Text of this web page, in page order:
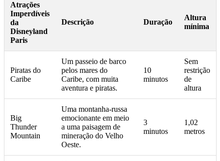
Atrações
Imperdíveis
da
Disneyland
Paris
Descrição Duração
Altura
mínima
Piratas do
Caribe
Um passeio de barco
pelos mares do
Caribe, com muita
aventura e piratas.
10
minutos
Sem
restrição
de
altura
Big
Thunder
Mountain
Uma montanha-russa
emocionante em meio
a uma paisagem de
mineração do Velho
Oeste.
3
minutos
1,02
metros